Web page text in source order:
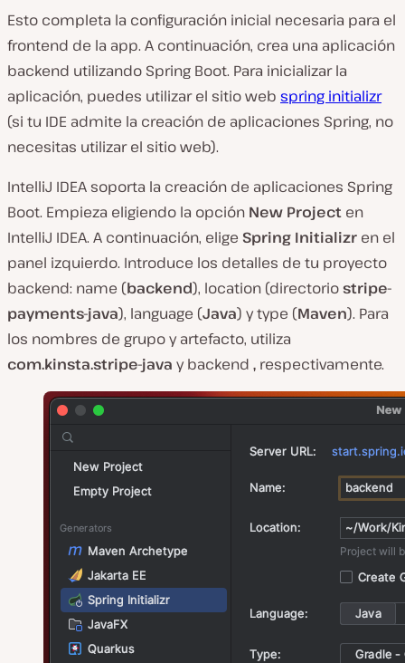
Esto completa la configuración inicial necesaria para el
frontend de la app. A continuación, crea una aplicación
backend utilizando Spring Boot. Para inicializar la
aplicación, puedes utilizar el sitio web spring initializr
(si tu IDE admite la creación de aplicaciones Spring, no
necesitas utilizar el sitio web).
IntelliJ IDEA soporta la creación de aplicaciones Spring
Boot. Empieza eligiendo la opción New Project en
IntelliJ IDEA. A continuación, elige Spring Initializr en el
panel izquierdo. Introduce los detalles de tu proyecto
backend: name (backend), location (directoriostripe-
payments-java), language (Java) y type (Maven). Para
los nombres de grupo y artefacto, utiliza
com.kinsta.stripe-java y backend , respectivamente.